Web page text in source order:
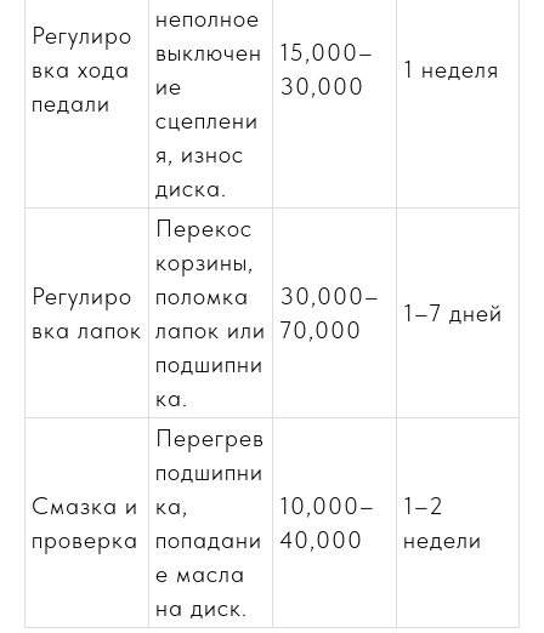
Регулиро
вка хода
педали
неполное
выключен
ие
сцеплени
я, износ
диска.
15,000–
30,000
1 неделя
Регулиро
вка лапок
Перекос
корзины,
поломка
лапок или
подшипни
ка.
30,000–
70,000
1–7 дней
Смазка и
проверка
Перегрев
подшипни
ка,
попадани
е масла
на диск.
10,000–
40,000
1–2
недели